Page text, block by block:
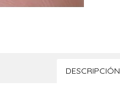
DESCRIPCIÓN